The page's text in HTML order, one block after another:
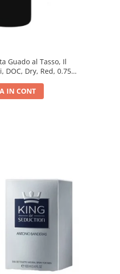
Guado al Tasso, Il
DOC, Dry, Red, 0.75L,
IN CONT